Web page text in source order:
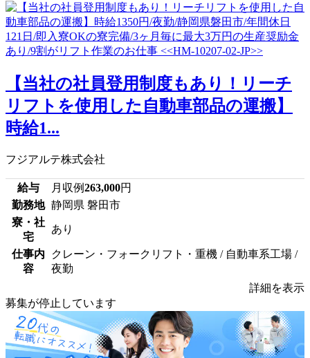
【当社の社員登用制度もあり！リーチ
リフトを使用した自動車部品の運搬】
時給1...
フジアルテ株式会社
給与 月収例263,000円
勤務地 静岡県 磐田市
寮・社
宅
あり
仕事内
容
クレーン・フォークリフト・重機 / 自動車系工場 /
夜勤
詳細を表示
募集が停止しています